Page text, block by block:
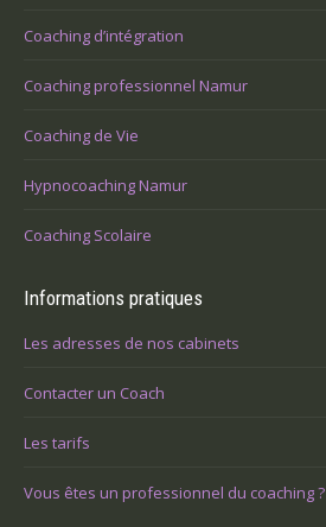
Coaching d’intégration
Coaching professionnel Namur
Coaching de Vie
Hypnocoaching Namur
Coaching Scolaire
Informations pratiques
Les adresses de nos cabinets
Contacter un Coach
Les tarifs
Vous êtes un professionnel du coaching ?